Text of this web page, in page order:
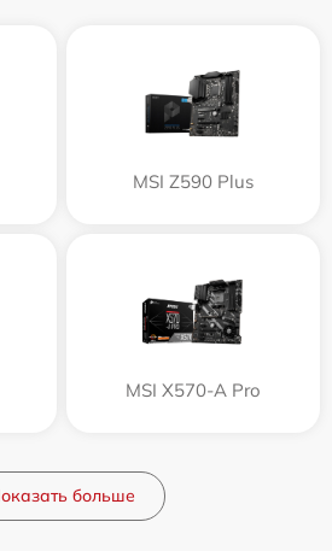
MSI Z590 Plus
MSI X570-A Pro
больше